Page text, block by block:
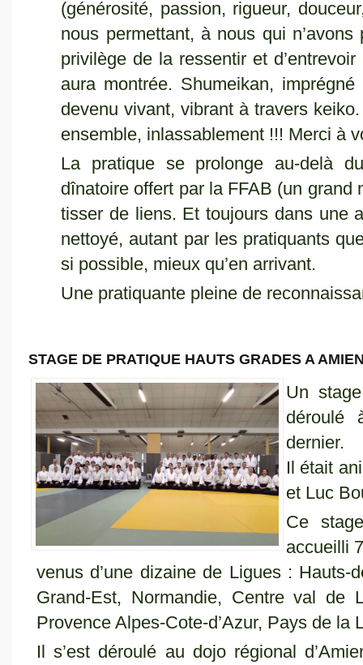
(générosité, passion, rigueur,
nous permettant, à nous qui
privilège de la ressentir et
aura montrée. Shumeikan,
devenu vivant, vibrant à travers
ensemble, inlassablement !!! Merci à
La pratique se prolonge au-delà
dînatoire offert par la FFAB (un
tisser de liens. Et toujours dans une
nettoyé, autant par les pratiquants
si possible, mieux qu’en arrivant.
Une pratiquante pleine de
STAGE DE PRATIQUE HAUTS GRADES A
Un
déroulé
dernier.
Il était
et Luc
Ce
accueilli
venus d’une dizaine de Ligues : Hauts-
Grand-Est, Normandie, Centre val de
Provence Alpes-Cote-d’Azur, Pays de la
Il s’est déroulé au dojo régional